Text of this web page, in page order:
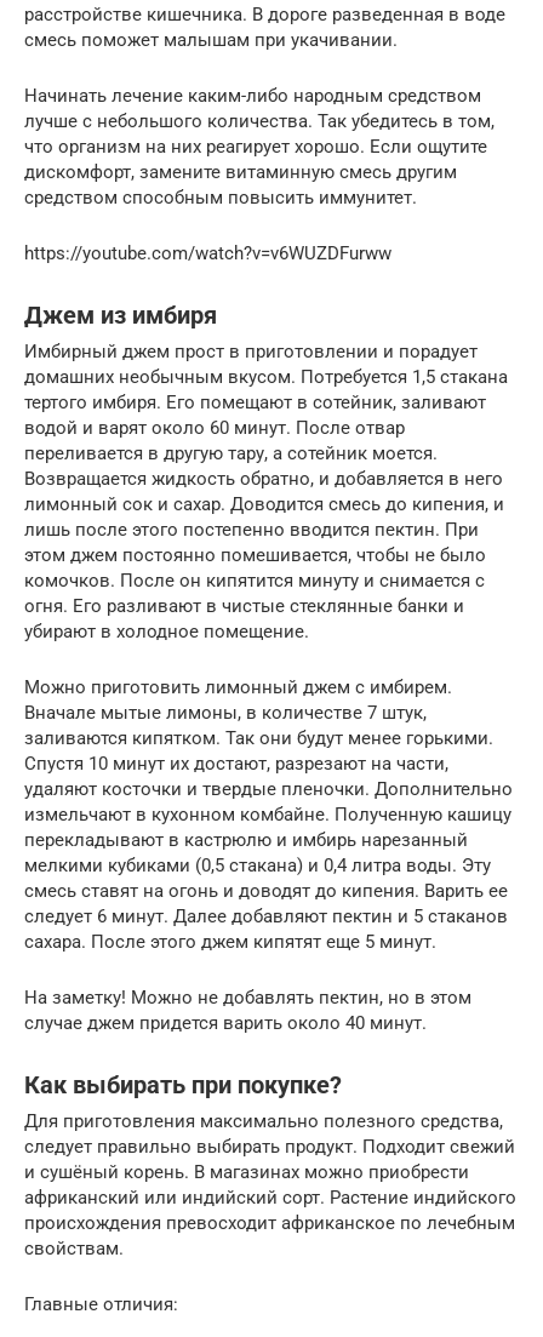
расстройстве кишечника. В дороге разведенная в воде
смесь поможет малышам при укачивании.
Начинать лечение каким-либо народным средством
лучше с небольшого количества. Так убедитесь в том,
что организм на них реагирует хорошо. Если ощутите
дискомфорт, замените витаминную смесь другим
средством способным повысить иммунитет.
https://youtube.com/watch?v=v6WUZDFurww
Джем из имбиря
Имбирный джем прост в приготовлении и порадует
домашних необычным вкусом. Потребуется 1,5 стакана
тертого имбиря. Его помещают в сотейник, заливают
водой и варят около 60 минут. После отвар
переливается в другую тару, а сотейник моется.
Возвращается жидкость обратно, и добавляется в него
лимонный сок и сахар. Доводится смесь до кипения, и
лишь после этого постепенно вводится пектин. При
этом джем постоянно помешивается, чтобы не было
комочков. После он кипятится минуту и снимается с
огня. Его разливают в чистые стеклянные банки и
убирают в холодное помещение.
Можно приготовить лимонный джем с имбирем.
Вначале мытые лимоны, в количестве 7 штук,
заливаются кипятком. Так они будут менее горькими.
Спустя 10 минут их достают, разрезают на части,
удаляют косточки и твердые пленочки. Дополнительно
измельчают в кухонном комбайне. Полученную кашицу
перекладывают в кастрюлю и имбирь нарезанный
мелкими кубиками (0,5 стакана) и 0,4 литра воды. Эту
смесь ставят на огонь и доводят до кипения. Варить ее
следует 6 минут. Далее добавляют пектин и 5 стаканов
сахара. После этого джем кипятят еще 5 минут.
На заметку! Можно не добавлять пектин, но в этом
случае джем придется варить около 40 минут.
Как выбирать при покупке?
Для приготовления максимально полезного средства,
следует правильно выбирать продукт. Подходит свежий
и сушёный корень. В магазинах можно приобрести
африканский или индийский сорт. Растение индийского
происхождения превосходит африканское по лечебным
свойствам.
Главные отличия: